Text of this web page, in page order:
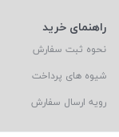
راهنمای خرید
نحوه ثبت سفارش
شیوه های پرداخت
رویه ارسال سفارش